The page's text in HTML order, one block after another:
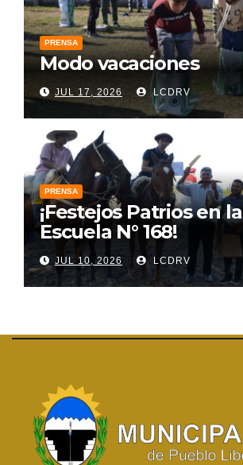
PRENSA
Modo vacaciones
JUL 17, 2026 LCDRV
PRENSA
¡Festejos Patrios en la
Escuela N° 168!
JUL 10, 2026 LCDRV